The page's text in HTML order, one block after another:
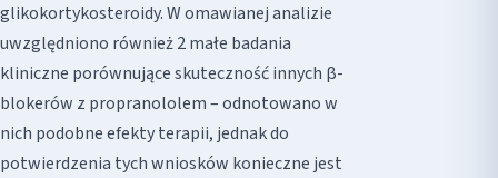
glikokortykosteroidy. W omawianej analizie
uwzględniono również 2 małe badania
kliniczne porównujące skuteczność innych β-
blokerów z propranololem – odnotowano w
nich podobne efekty terapii, jednak do
potwierdzenia tych wniosków konieczne jest